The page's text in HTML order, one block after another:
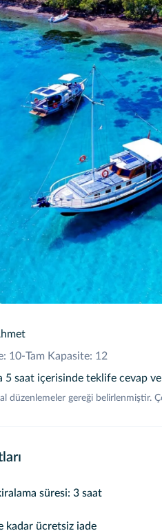
10-Tam Kapasite: 12
5 saat içerisinde teklife cevap
düzenlemeler gereği belirlenmiştir.
süresi: 3 saat
kadar ücretsiz iade